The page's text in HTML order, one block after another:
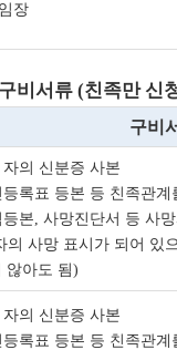
장
비서류 (친족만 신
구비
의 신분증 사본
등록표 등본 등 친족관
본, 사망진단서 등 사
의 사망 표시가 되어 있
않아도 됨)
의 신분증 사본
등록표 등본 등 친족관